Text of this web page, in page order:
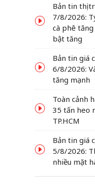
Bản tin thị
7/8/2026:
cà phê
bật tăng
Bản tin giá
6/8/2026:
tăng mạnh
Toàn cảnh
35 tấn heo
TP.HCM
Bản tin giá
5/8/2026:
nhiều mặt